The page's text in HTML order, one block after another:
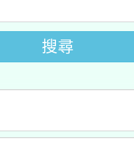
位及節水達
祈福系列
航」
地景藝術
搜尋